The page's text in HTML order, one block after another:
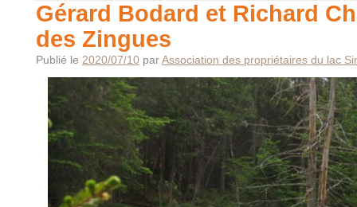
Gérard Bodard et Richard
des Zingues
Publié le 2020/07/10 parAssociation des propriétaires du lac